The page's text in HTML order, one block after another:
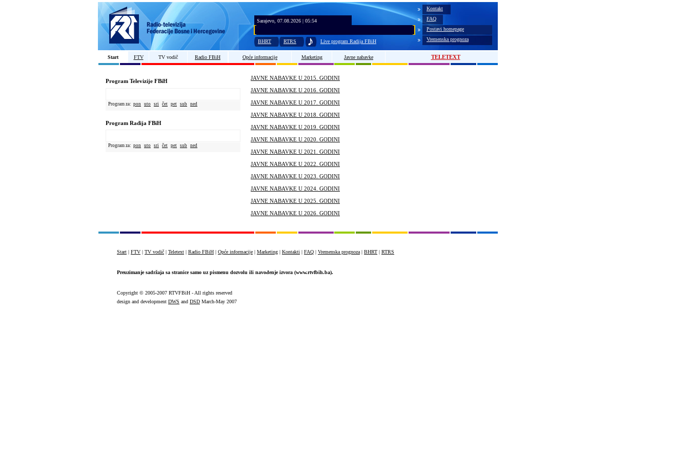
Sarajevo, 07.08.2026 | 05:54
BHRT RTRS Live program Radija FBiH
Kontakt
FAQ
Postavi homepage
Vremenska prognoza
Start FTV TV vodič Radio FBiH Opće informacije Marketing Javne nabavke TELETEXT
Program Televizije FBiH
Program za: pon uto sri čet pet sub ned
Program Radija FBiH
Program za: pon uto sri čet pet sub ned
JAVNE NABAVKE U 2015. GODINI
JAVNE NABAVKE U 2016. GODINI
JAVNE NABAVKE U 2017. GODINI
JAVNE NABAVKE U 2018. GODINI
JAVNE NABAVKE U 2019. GODINI
JAVNE NABAVKE U 2020. GODINI
JAVNE NABAVKE U 2021. GODINI
JAVNE NABAVKE U 2022. GODINI
JAVNE NABAVKE U 2023. GODINI
JAVNE NABAVKE U 2024. GODINI
JAVNE NABAVKE U 2025. GODINI
JAVNE NABAVKE U 2026. GODINI
Start | FTV | TV vodič | Teletext | Radio FBiH | Opće informacije | Marketing | Kontakti | FAQ | Vremenska prognoza | BHRT | RTRS
Preuzimanje sadržaja sa stranice samo uz pismenu dozvolu ili navođenje izvora (www.rtvfbih.ba).
Copyright © 2005-2007 RTVFBiH - All rights reserved
design and development DWS and DSD March-May 2007